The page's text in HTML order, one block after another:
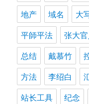
地产
域名 大
平師平法
张大
总结
戴慕竹
方法
李绍白
站长工具
纪念